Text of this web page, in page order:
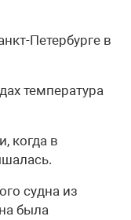
Петербурге в
температура
когда в
судна из
была